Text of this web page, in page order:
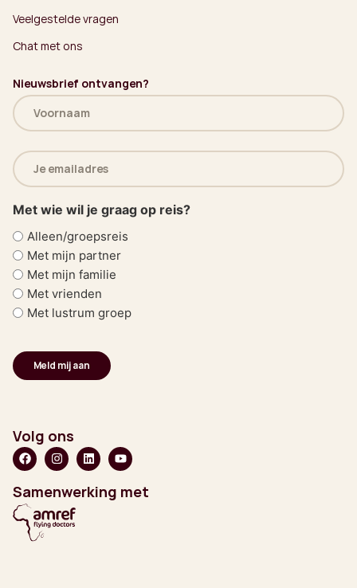
Veelgestelde vragen
Chat met ons
Nieuwsbrief ontvangen?
Naam
(Vereist)
E-
mailadres
(Vereist)
Met wie wil je graag op reis?
Alleen/groepsreis
Met mijn partner
Met mijn familie
Met vrienden
Met lustrum groep
Volg ons
Samenwerking met